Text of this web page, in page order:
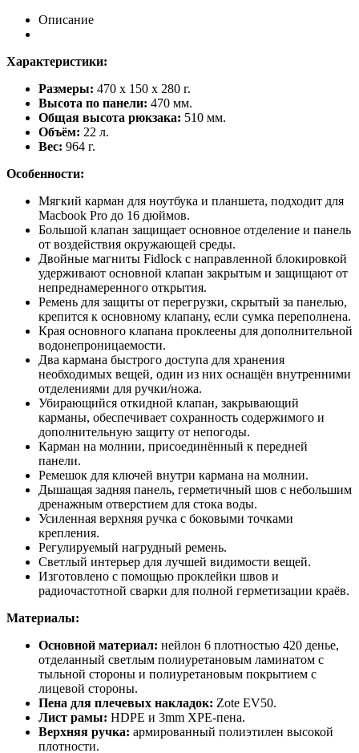
Описание
Характеристики:
Размеры: 470 х 150 х 280 г.
Высота по панели: 470 мм.
Общая высота рюкзака: 510 мм.
Объём: 22 л.
Вес: 964 г.
Особенности:
Мягкий карман для ноутбука и планшета, подходит для
Macbook Pro до 16 дюймов.
Большой клапан защищает основное отделение и панель
от воздействия окружающей среды.
Двойные магниты Fidlock с направленной блокировкой
удерживают основной клапан закрытым и защищают от
непреднамеренного открытия.
Ремень для защиты от перегрузки, скрытый за панелью,
крепится к основному клапану, если сумка переполнена.
Края основного клапана проклеены для дополнительной
водонепроницаемости.
Два кармана быстрого доступа для хранения
необходимых вещей, один из них оснащён внутренними
отделениями для ручки/ножа.
Убирающийся откидной клапан, закрывающий
карманы, обеспечивает сохранность содержимого и
дополнительную защиту от непогоды.
Карман на молнии, присоединённый к передней
панели.
Ремешок для ключей внутри кармана на молнии.
Дышащая задняя панель, герметичный шов с небольшим
дренажным отверстием для стока воды.
Усиленная верхняя ручка с боковыми точками
крепления.
Регулируемый нагрудный ремень.
Светлый интерьер для лучшей видимости вещей.
Изготовлено с помощью проклейки швов и
радиочастотной сварки для полной герметизации краёв.
Материалы:
Основной материал: нейлон 6 плотностью 420 денье,
отделанный светлым полиуретановым ламинатом с
тыльной стороны и полиуретановым покрытием с
лицевой стороны.
Пена для плечевых накладок: Zote EV50.
Лист рамы: HDPE и 3mm XPE-пена.
Верхняя ручка: армированный полиэтилен высокой
плотности.